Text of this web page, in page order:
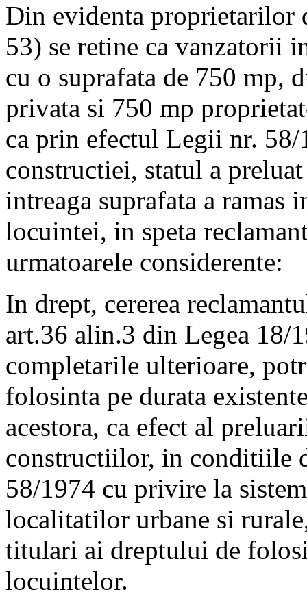
Din evidenta proprietarilor
53) se retine ca vanzatorii
cu o suprafata de 750 mp,
privata si 750 mp
ca prin efectul Legii nr.
constructiei, statul a
intreaga suprafata a
locuintei, in speta
urmatoarele considerente:
In drept, cererea
art.36 alin.3 din Legea 18/
completarile ulterioare,
folosinta pe durata
acestora, ca efect al
constructiilor, in conditiile
58/1974 cu privire la
localitatilor urbane si
titulari ai dreptului de
locuintelor.